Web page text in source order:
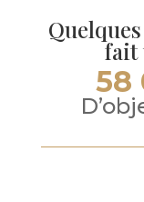
fait
58